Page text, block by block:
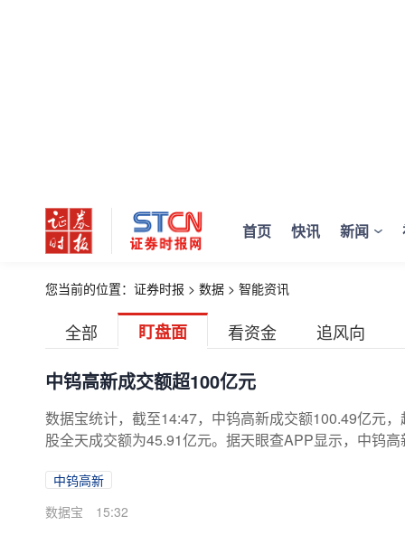
首页 快讯 新闻
您当前的位置： 证券时报 > 数据 > 智能资讯
全部 盯盘面 看资金 追风向
中钨高新成交额超100亿元
数据宝统计，截至14:47，中钨高新成交额100.49亿元
股全天成交额为45.91亿元。据天眼查APP显示，中钨
中钨高新
数据宝
15:32